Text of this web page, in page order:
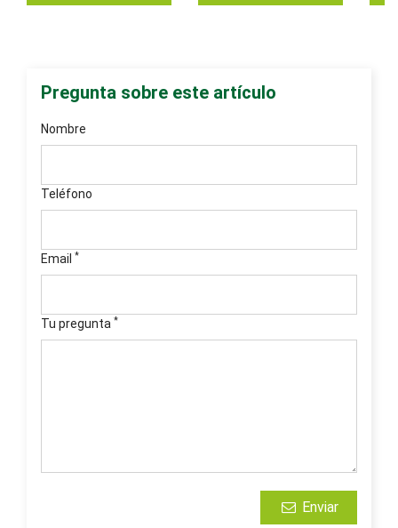
Pregunta sobre este artículo
Nombre
Teléfono
Email *
Tu pregunta *
Enviar